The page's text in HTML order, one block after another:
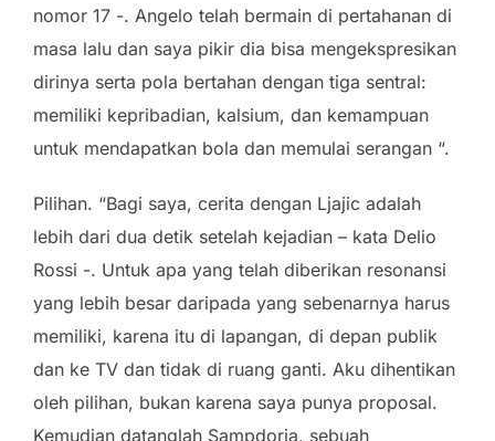
nomor 17 -. Angelo telah bermain di pertahanan di
masa lalu dan saya pikir dia bisa mengekspresikan
dirinya serta pola bertahan dengan tiga sentral:
memiliki kepribadian, kalsium, dan kemampuan
untuk mendapatkan bola dan memulai serangan “.
Pilihan. “Bagi saya, cerita dengan Ljajic adalah
lebih dari dua detik setelah kejadian – kata Delio
Rossi -. Untuk apa yang telah diberikan resonansi
yang lebih besar daripada yang sebenarnya harus
memiliki, karena itu di lapangan, di depan publik
dan ke TV dan tidak di ruang ganti. Aku dihentikan
oleh pilihan, bukan karena saya punya proposal.
Kemudian datanglah Sampdoria, sebuah